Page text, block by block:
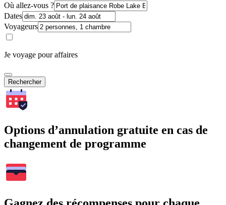
Où allez-vous ?
Dates
Voyageurs
Je voyage pour affaires
Rechercher
Options d’annulation gratuite en cas de
changement de programme